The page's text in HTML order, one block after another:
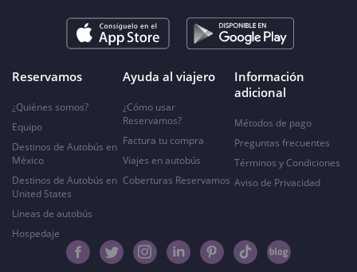
Reservamos
¿Quiénes somos?
Equipo
Destinos de Autobús en
México
Destinos de Autobús en
United States
Líneas de autobús
Hospedaje
Ayuda al viajero
¿Cómo usar
Reservamos?
Factura tu compra
Viajes en autobús
Coberturas Reservamos
Información
adicional
Métodos de pago
Preguntas frecuentes
Términos y Condiciones
Aviso de Privacidad